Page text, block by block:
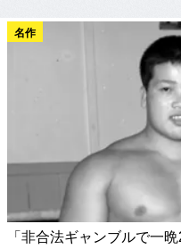
名作
「非合法ギャンブルで一